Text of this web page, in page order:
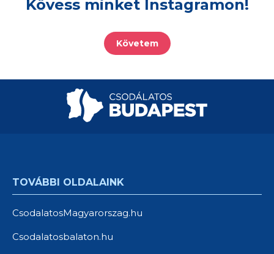
Kövess minket Instagramon!
Követem
TOVÁBBI OLDALAINK
CsodalatosMagyarorszag.hu
Csodalatosbalaton.hu